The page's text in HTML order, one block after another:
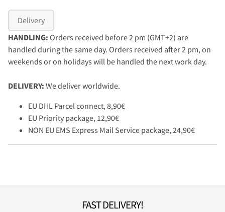
Delivery
HANDLING: Orders received before 2 pm (GMT+2) are
handled during the same day. Orders received after 2 pm, on
weekends or on holidays will be handled the next work day.
DELIVERY: We deliver worldwide.
EU DHL Parcel connect, 8,90€
EU Priority package, 12,90€
NON EU EMS Express Mail Service package, 24,90€
FAST DELIVERY!